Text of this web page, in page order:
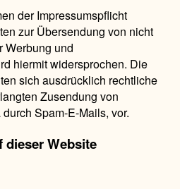
der Impressumspflicht
zur Übersendung von nicht
Werbung und
hiermit widersprochen. Die
sich ausdrücklich rechtliche
Zusendung von
Spam-E-Mails, vor.
dieser Website